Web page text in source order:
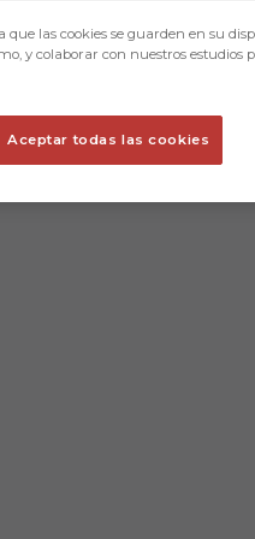
que las cookies se guarden en su
y colaborar con nuestros estudios
Aceptar todas las cookies